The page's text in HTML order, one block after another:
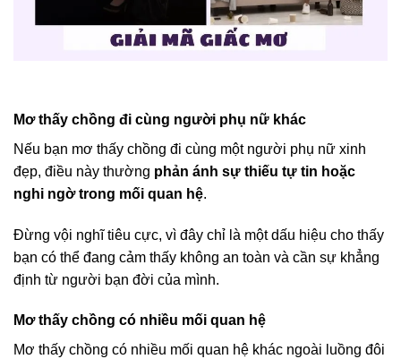
Mơ thấy chồng đi cùng người phụ nữ khác
Nếu bạn mơ thấy chồng đi cùng một người phụ nữ xinh
đẹp, điều này thường phản ánh sự thiếu tự tin hoặc
nghi ngờ trong mối quan hệ.
Đừng vội nghĩ tiêu cực, vì đây chỉ là một dấu hiệu cho thấy
bạn có thể đang cảm thấy không an toàn và cần sự khẳng
định từ người bạn đời của mình.
Mơ thấy chồng có nhiều mối quan hệ
Mơ thấy chồng có nhiều mối quan hệ khác ngoài luồng đôi